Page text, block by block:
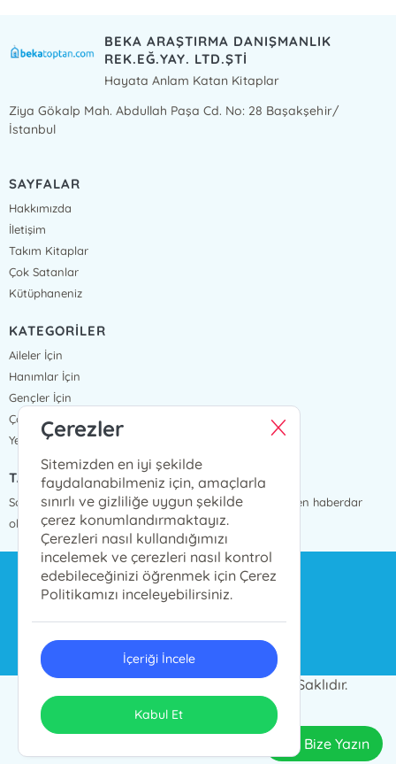
BEKA ARAŞTIRMA DANIŞMANLIK
REK.EĞ.YAY. LTD.ŞTİ
Hayata Anlam Katan Kitaplar
Ziya Gökalp Mah. Abdullah Paşa Cd. No: 28 Başakşehir/
İstanbul
SAYFALAR
Hakkımızda
İletişim
Takım Kitaplar
Çok Satanlar
Kütüphaneniz
KATEGORİLER
Aileler İçin
Hanımlar İçin
Gençler İçin
Çocuklar İçin
Yeni Çıkanlar
TAKİP ET!
Sosyal medya hesaplarımızı takip ederek, gelişmelerden haberdar
olabilirsiniz!
bilgi@bekakitap.com
0555 963 71 36
© 2023 BEKA YAYINCILIK Tüm Hakları Saklıdır.
Tasarım & Uygulama
Bize Yazın
Çerezler
Sitemizden en iyi şekilde
faydalanabilmeniz için, amaçlarla
sınırlı ve gizliliğe uygun şekilde
çerez konumlandırmaktayız.
Çerezleri nasıl kullandığımızı
incelemek ve çerezleri nasıl kontrol
edebileceğinizi öğrenmek için Çerez
Politikamızı inceleyebilirsiniz.
İçeriği İncele
Kabul Et